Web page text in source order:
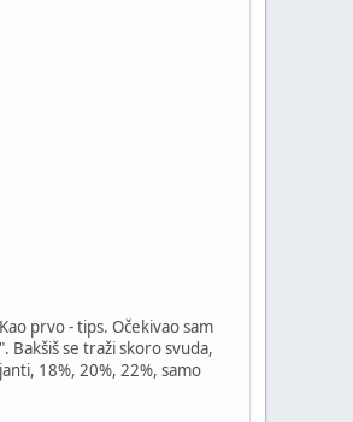
prvo - tips. Očekivao sam
Bakšiš se traži skoro svuda,
18%, 20%, 22%, samo